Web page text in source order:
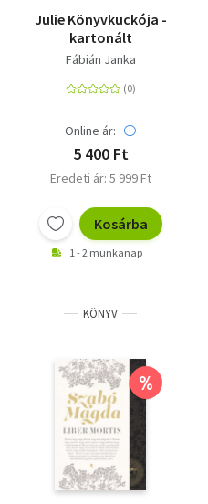
Julie Könyvkuckója -
kartonált
Fábián Janka
Online ár:
5 400 Ft
Eredeti ár: 5 999 Ft
Kosárba
1 - 2 munkanap
KÖNYV
%